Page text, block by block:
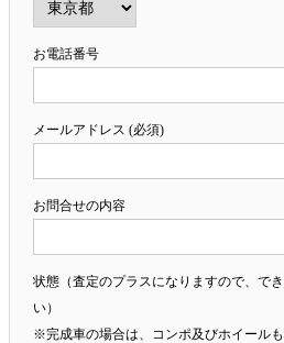
お電話番号
メールアドレス (必須)
お問合せの内容
状態（査定のプラスになりますので、で
い）
※完成車の場合は、コンポ及びホイール